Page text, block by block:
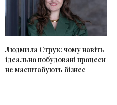
Людмила Струк: чому навіть
ідеально побудовані процеси
не масштабують бізнес